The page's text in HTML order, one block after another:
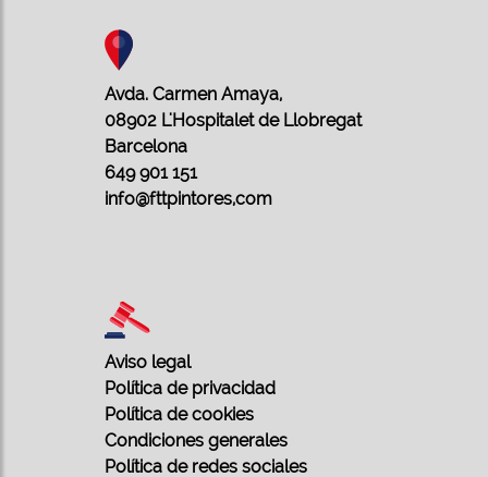
Avda. Carmen Amaya,
08902 L'Hospitalet de Llobregat
Barcelona
649 901 151
info@fttpintores,com
Aviso legal
Política de privacidad
Política de cookies
Condiciones generales
Política de redes sociales